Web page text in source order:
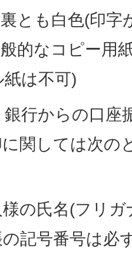
とも白色(印字
的なコピー用
は不可)
行からの口座
関しては次の
様の氏名(フリ
記号番号は必